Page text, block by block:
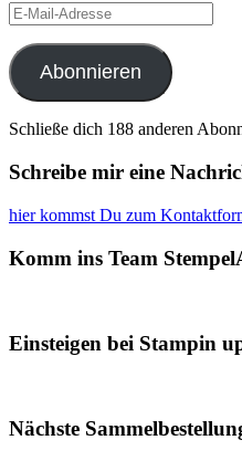
E-
Mail-
Adresse
Abonnieren
Schließe dich 188 anderen
Schreibe mir eine
hier kommst Du zum
Komm ins Team
Einsteigen bei Stampin
Nächste